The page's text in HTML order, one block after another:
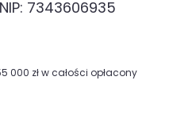
7343606935
000 zł w całości opłacony